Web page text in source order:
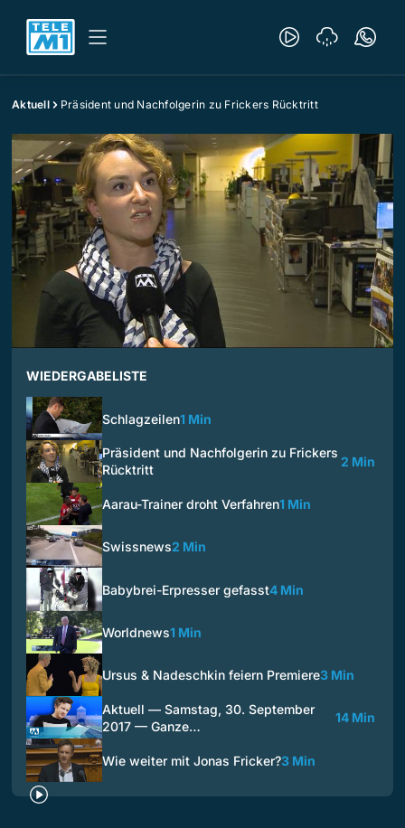
Aktuell Präsident und Nachfolgerin zu Frickers Rücktritt
WIEDERGABELISTE
Schlagzeilen1 Min
Präsident und Nachfolgerin zu Frickers
Rücktritt
2 Min
Aarau-Trainer droht Verfahren1 Min
Swissnews2 Min
Babybrei-Erpresser gefasst4 Min
Worldnews1 Min
Ursus & Nadeschkin feiern Premiere3 Min
Aktuell — Samstag, 30. September
2017 — Ganze…
14 Min
Wie weiter mit Jonas Fricker?3 Min